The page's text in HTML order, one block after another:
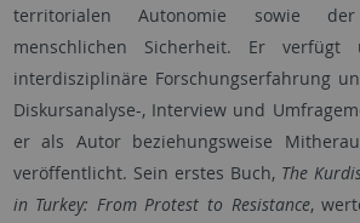
territorialen Autonomie sowie
menschlichen Sicherheit. Er verfügt
interdisziplinäre Forschungserfahrung
Diskursanalyse-, Interview und
er als Autor beziehungsweise
veröffentlicht. Sein erstes Buch, The
in Turkey: From Protest to Resistance,